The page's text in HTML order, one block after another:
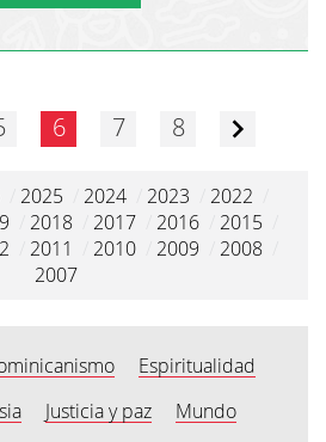
6 7 8
2025 2024 2023 2022
2018 2017 2016 2015
2011 2010 2009 2008
2007
Espiritualidad
Justicia y paz
Mundo